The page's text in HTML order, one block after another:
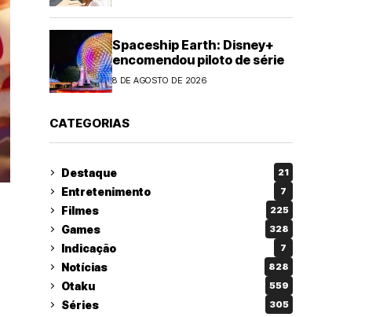
Spaceship Earth: Disney+
encomendou piloto de série
8 DE AGOSTO DE 2026
CATEGORIAS
Destaque 21
Entretenimento 7
Filmes 225
Games 328
Indicação 7
Notícias 828
Otaku 559
Séries 305